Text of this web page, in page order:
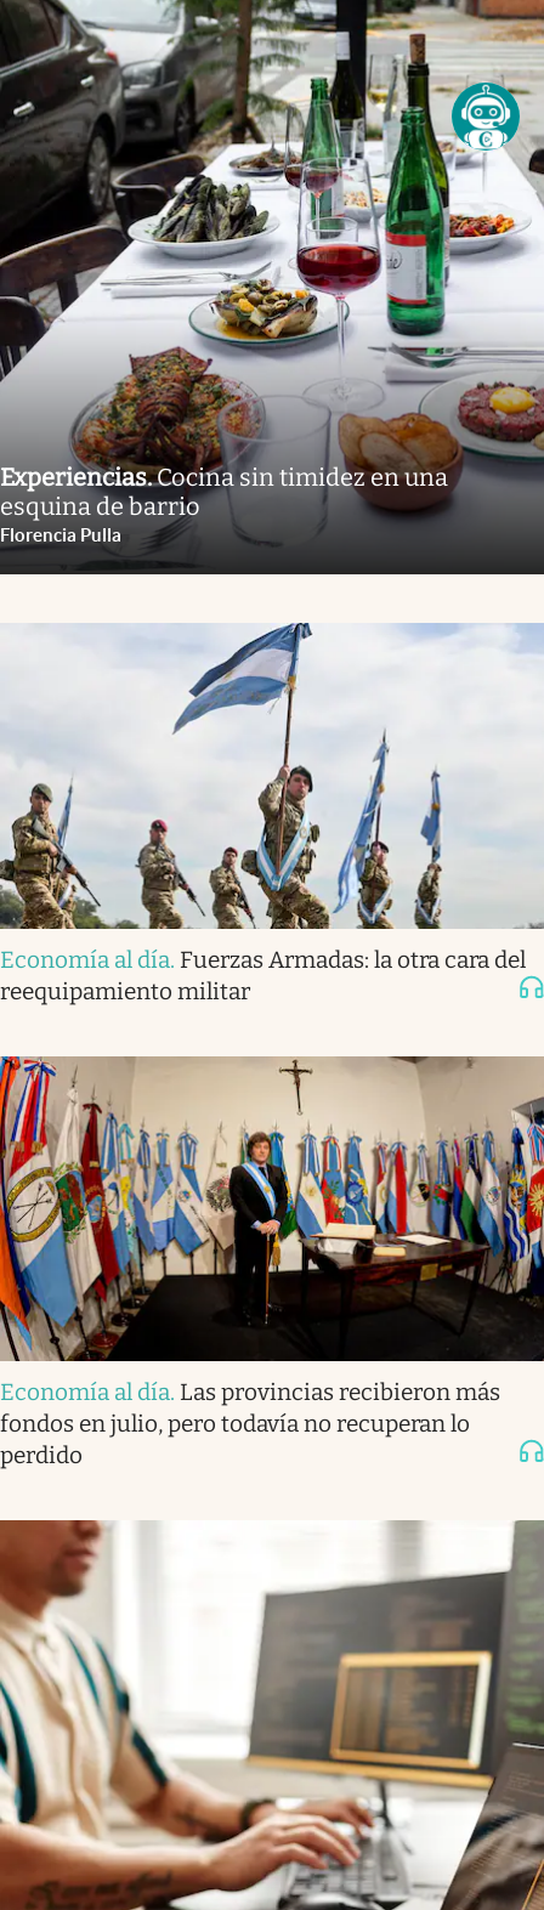
Experiencias.Cocina sin timidez en una
esquina de barrio
Florencia Pulla
Economía al día. Fuerzas Armadas: la otra cara del
reequipamiento militar
Economía al día. Las provincias recibieron más
fondos en julio, pero todavía no recuperan lo
perdido